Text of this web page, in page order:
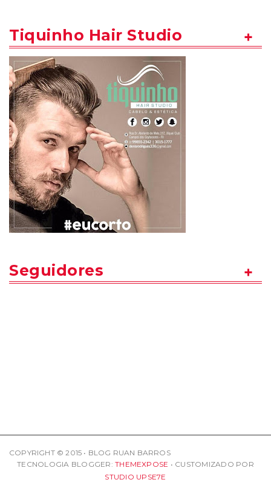
Tiquinho Hair Studio
Seguidores
COPYRIGHT © 2015 • BLOG RUAN BARROS
TECNOLOGIA BLOGGER:THEMEXPOSE • CUSTOMIZADO POR
STUDIO UPSE7E